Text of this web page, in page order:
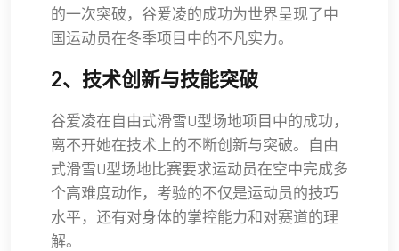
的一次突破，谷爱凌的成功为世界呈现了中
国运动员在冬季项目中的不凡实力。
2、技术创新与技能突破
谷爱凌在自由式滑雪U型场地项目中的成功，
离不开她在技术上的不断创新与突破。自由
式滑雪U型场地比赛要求运动员在空中完成多
个高难度动作，考验的不仅是运动员的技巧
水平，还有对身体的掌控能力和对赛道的理
解。